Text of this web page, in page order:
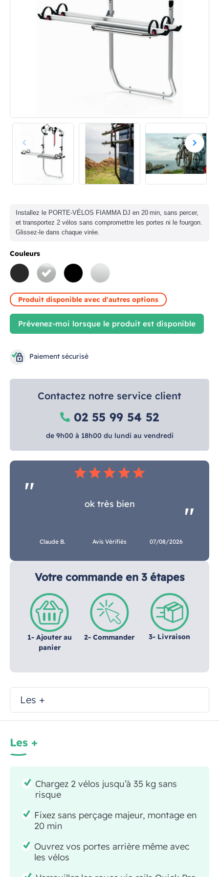
Précédent
keyboard_arrow_left keyboard_arrow_right
Installez le PORTE-VÉLOS FIAMMA DJ en 20 min, sans percer,
et transportez 2 vélos sans compromettre les portes ni le fourgon.
Glissez-le dans chaque virée.
Couleurs
Produit disponible avec d'autres options
Prévenez-moi lorsque le produit est disponible
Paiement sécurisé
Contactez notre service client
02 55 99 54 52
de 9h00 à 18h00 du lundi au vendredi
Votre commande en 3 étapes
1- Ajouter au
panier
2- Commander 3- Livraison
star star star star star
ok très bien
Claude B. Avis Vérifiés 07/08/2026
Les +
Les +
Chargez 2 vélos jusqu’à 35 kg sans
risque
Fixez sans perçage majeur, montage en
20 min
Ouvrez vos portes arrière même avec
les vélos